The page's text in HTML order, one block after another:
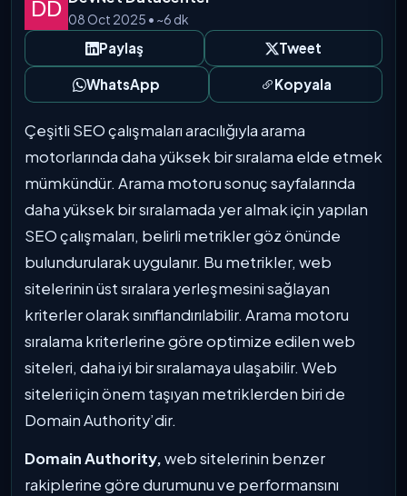
08 Oct 2025 • ~6 dk
Paylaş Tweet
WhatsApp Kopyala
Çeşitli SEO çalışmaları aracılığıyla arama
motorlarında daha yüksek bir sıralama elde etmek
mümkündür. Arama motoru sonuç sayfalarında
daha yüksek bir sıralamada yer almak için yapılan
SEO çalışmaları, belirli metrikler göz önünde
bulundurularak uygulanır. Bu metrikler, web
sitelerinin üst sıralara yerleşmesini sağlayan
kriterler olarak sınıflandırılabilir. Arama motoru
sıralama kriterlerine göre optimize edilen web
siteleri, daha iyi bir sıralamaya ulaşabilir. Web
siteleri için önem taşıyan metriklerden biri de
Domain Authority’dir.
Domain Authority,web sitelerinin benzer
rakiplerine göre durumunu ve performansını